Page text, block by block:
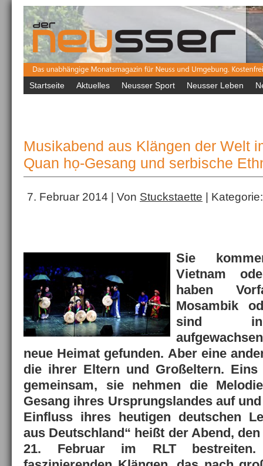
Startseite Aktuelles Neusser Sport Neusser Leben
Musikabend aus Klängen der Welt
Quan họ-Gesang und serbische
7. Februar 2014 | Von Stuckstaette |
Sie
Vietnam
haben
Mosambik
sind in
neue Heimat gefunden. Aber eine
die ihrer Eltern und Großeltern.
gemeinsam, sie nehmen die
Gesang ihres Ursprungslandes auf
Einfluss ihres heutigen deutschen
aus Deutschland“ heißt der Abend,
21. Februar im RLT